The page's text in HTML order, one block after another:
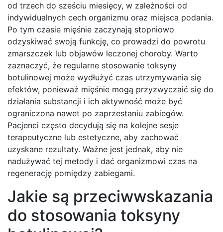
od trzech do sześciu miesięcy, w zależności od
indywidualnych cech organizmu oraz miejsca podania.
Po tym czasie mięśnie zaczynają stopniowo
odzyskiwać swoją funkcję, co prowadzi do powrotu
zmarszczek lub objawów leczonej choroby. Warto
zaznaczyć, że regularne stosowanie toksyny
botulinowej może wydłużyć czas utrzymywania się
efektów, ponieważ mięśnie mogą przyzwyczaić się do
działania substancji i ich aktywność może być
ograniczona nawet po zaprzestaniu zabiegów.
Pacjenci często decydują się na kolejne sesje
terapeutyczne lub estetyczne, aby zachować
uzyskane rezultaty. Ważne jest jednak, aby nie
nadużywać tej metody i dać organizmowi czas na
regenerację pomiędzy zabiegami.
Jakie są przeciwwskazania
do stosowania toksyny